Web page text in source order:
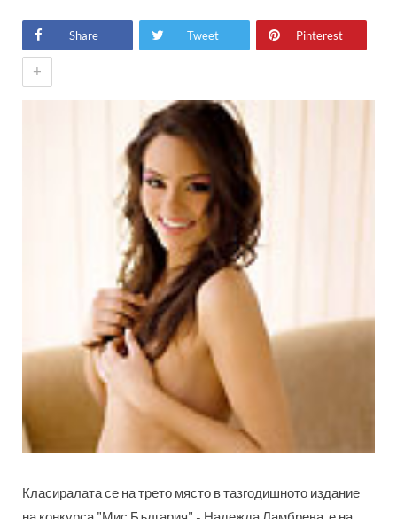
Share Tweet Pinterest
+
Класиралата се на трето място в тазгодишното издание